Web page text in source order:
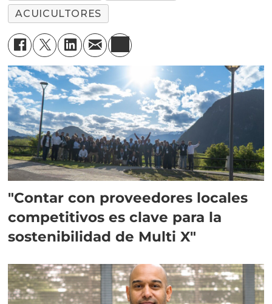
ACUICULTORES
"Contar con proveedores locales
competitivos es clave para la
sostenibilidad de Multi X"